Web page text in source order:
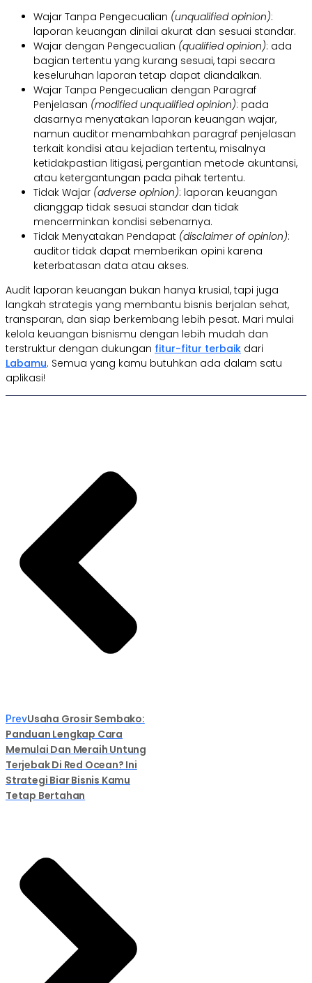
Wajar Tanpa Pengecualian (unqualified opinion):
laporan keuangan dinilai akurat dan sesuai standar.
Wajar dengan Pengecualian (qualified opinion): ada
bagian tertentu yang kurang sesuai, tapi secara
keseluruhan laporan tetap dapat diandalkan.
Wajar Tanpa Pengecualian dengan Paragraf
Penjelasan (modified unqualified opinion): pada
dasarnya menyatakan laporan keuangan wajar,
namun auditor menambahkan paragraf penjelasan
terkait kondisi atau kejadian tertentu, misalnya
ketidakpastian litigasi, pergantian metode akuntansi,
atau ketergantungan pada pihak tertentu.
Tidak Wajar (adverse opinion): laporan keuangan
dianggap tidak sesuai standar dan tidak
mencerminkan kondisi sebenarnya.
Tidak Menyatakan Pendapat (disclaimer of opinion):
auditor tidak dapat memberikan opini karena
keterbatasan data atau akses.
Audit laporan keuangan bukan hanya krusial, tapi juga
langkah strategis yang membantu bisnis berjalan sehat,
transparan, dan siap berkembang lebih pesat. Mari mulai
kelola keuangan bisnismu dengan lebih mudah dan
terstruktur dengan dukungan fitur-fitur terbaik dari
Labamu. Semua yang kamu butuhkan ada dalam satu
aplikasi!
PrevUsaha Grosir Sembako:
Panduan Lengkap Cara
Memulai Dan Meraih Untung
Terjebak Di Red Ocean? Ini
Strategi Biar Bisnis Kamu
Tetap Bertahan